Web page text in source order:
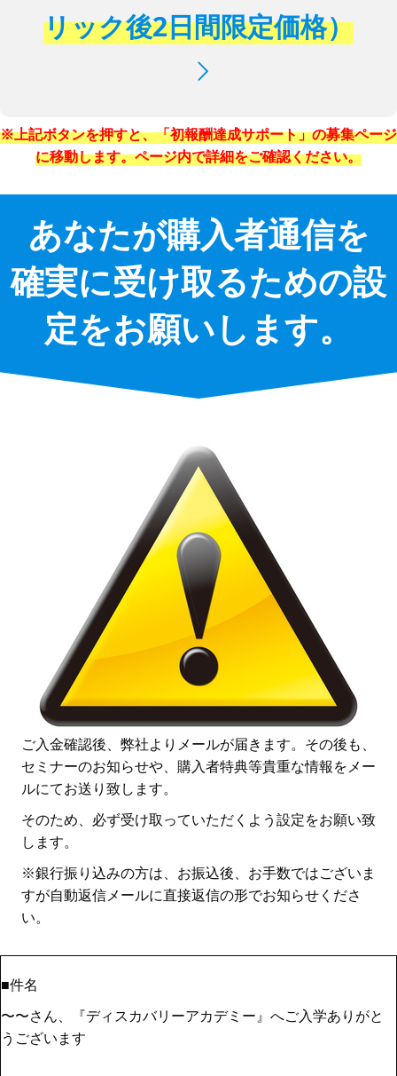
リック後2日間限定価格）
※上記ボタンを押すと、「初報酬達成サポート」の募集ページ
に移動します。ページ内で詳細をご確認ください。
あなたが購入者通信を
確実に受け取るための設
定をお願いします。
ご入金確認後、弊社よりメールが届きます。その後も、
セミナーのお知らせや、購入者特典等貴重な情報をメー
ルにてお送り致します。
そのため、必ず受け取っていただくよう設定をお願い致
します。
※銀行振り込みの方は、お振込後、お手数ではございま
すが自動返信メールに直接返信の形でお知らせくださ
い。
■件名
〜〜さん、『ディスカバリーアカデミー』へご入学ありがと
うございます